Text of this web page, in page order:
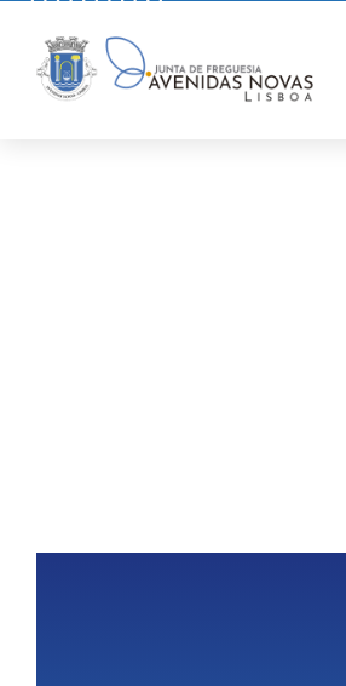
content